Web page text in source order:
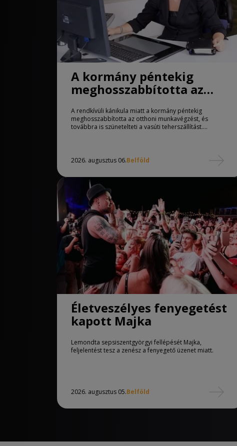
A kormány péntekig
meghosszabbította az
otthoni munkavégzést
A rendkívüli kánikula miatt a kormány péntekig
meghosszabbította az otthoni munkavégzést, és
továbbra is szünetelteti a vasúti teherszállítást....
2026. augusztus 06.Belföld
Életveszélyes fenyegetést
kapott Majka
Lemondta sepsiszentgyörgyi fellépését Majka,
feljelentést tesz a zenész a fenyegető üzenet miatt.
2026. augusztus 05.Belföld